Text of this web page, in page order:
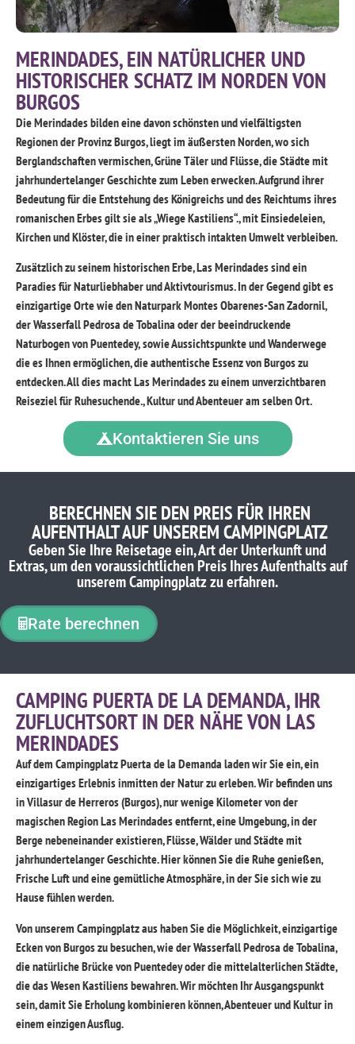
MERINDADES, EIN NATÜRLICHER UND
HISTORISCHER SCHATZ IM NORDEN VON
BURGOS
Die Merindades bilden eine davonschönsten und vielfältigsten
Regionen der Provinz Burgos, liegt im äußersten Norden, wo sich
Berglandschaften vermischen, Grüne Täler und Flüsse, die Städte mit
jahrhundertelanger Geschichte zum Leben erwecken. Aufgrund ihrer
Bedeutung für die Entstehung des Königreichs und des Reichtums ihres
romanischen Erbes gilt sie als „Wiege Kastiliens“., mit Einsiedeleien,
Kirchen und Klöster, die in einer praktisch intakten Umwelt verbleiben.
Zusätzlich zu seinem historischen Erbe, Las Merindades sind ein
Paradies für Naturliebhaber und Aktivtourismus. In der Gegend gibt es
einzigartige Orte wie den Naturpark Montes Obarenes-San Zadornil,
der Wasserfall Pedrosa de Tobalina oder der beeindruckende
Naturbogen von Puentedey,sowie Aussichtspunkte und Wanderwege
die es Ihnen ermöglichen, die authentische Essenz von Burgos zu
entdecken. All dies macht Las Merindades zu einem unverzichtbaren
Reiseziel für Ruhesuchende., Kultur und Abenteuer am selben Ort.
Kontaktieren Sie uns
BERECHNEN SIE DEN PREIS FÜR IHREN
AUFENTHALT AUF UNSEREM CAMPINGPLATZ
Geben Sie Ihre Reisetage ein, Art der Unterkunft und
Extras, um den voraussichtlichen Preis Ihres Aufenthalts auf
unserem Campingplatz zu erfahren.
Rate berechnen
CAMPING PUERTA DE LA DEMANDA, IHR
ZUFLUCHTSORT IN DER NÄHE VON LAS
MERINDADES
Auf dem Campingplatz Puerta de la Demanda laden wir Sie ein, ein
einzigartiges Erlebnis inmitten der Natur zu erleben. Wir befinden uns
in Villasur de Herreros (Burgos), nur wenige Kilometer von der
magischen Region Las Merindades entfernt, eine Umgebung, in der
Berge nebeneinander existieren, Flüsse, Wälder und Städte mit
jahrhundertelanger Geschichte. Hier können Sie die Ruhe genießen,
Frische Luft und eine gemütliche Atmosphäre, in der Sie sich wie zu
Hause fühlen werden.
Von unserem Campingplatz aus haben Sie die Möglichkeit, einzigartige
Ecken von Burgos zu besuchen, wie der Wasserfall Pedrosa de Tobalina,
die natürliche Brücke von Puentedey oder die mittelalterlichen Städte,
die das Wesen Kastiliens bewahren. Wir möchten Ihr Ausgangspunkt
sein, damit Sie Erholung kombinieren können, Abenteuer und Kultur in
einem einzigen Ausflug.